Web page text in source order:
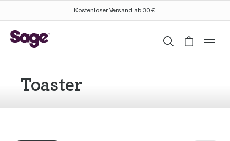
Kostenloser Versand ab 30 €.
SuchenCart is
Toaster